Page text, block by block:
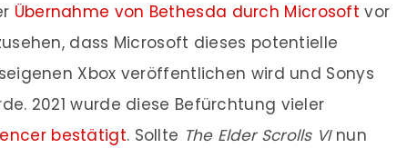
Übernahme von Bethesda durch Microsoft vor
dass Microsoft dieses potentielle
Xbox veröffentlichen wird und Sonys
2021 wurde diese Befürchtung vieler
bestätigt. Sollte The Elder Scrolls VInun